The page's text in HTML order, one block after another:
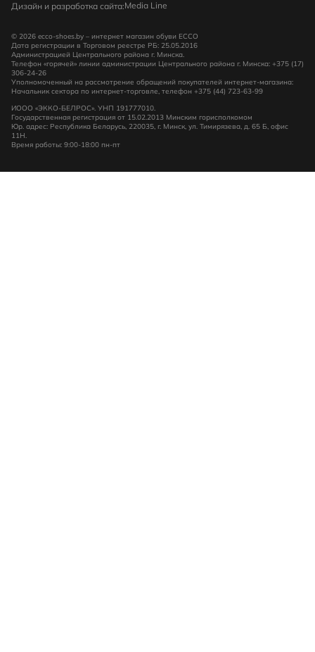
© 2026 ecco-shoes.by – интернет магазин обуви ECCO
Дата регистрации в Торговом реестре РБ: 25.05.2016
Администрацией Центрального района г. Минска.
Телефон «горячей» линии администрации Центрального района г. Минска: +375 (17)
306-24-26
Уполномоченный на рассмотрение обращений покупателей интернет-магазина:
Начальник сектора по интернет-торговле, телефон +375 (44) 723-63-99
ИООО «ЭККО-БЕЛРОС». УНП 191777010.
Государственная регистрация от 15.02.2013 Минским горисполкомом
Юр. адрес: Республика Беларусь, 220035, г. Минск, ул. Тимирязева, д. 65 Б, офис
11Н.
Время работы: 9:00-18:00 пн-пт
Дизайн и разработка сайта:Media Line